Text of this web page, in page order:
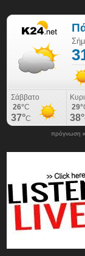
πρόγνωση